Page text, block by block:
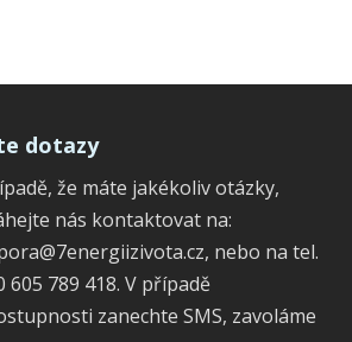
dotazy
že máte jakékoliv otázky,
nás kontaktovat na:
nebo na tel.
605 789 418. V případě
zanechte SMS, zavoláme